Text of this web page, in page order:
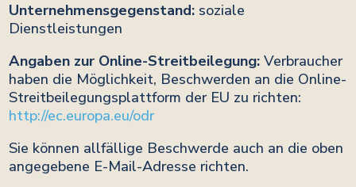
Unternehmensgegenstand:soziale
Dienstleistungen
Angaben zur Online-Streitbeilegung: Verbraucher
haben die Möglichkeit, Beschwerden an die Online-
Streitbeilegungsplattform der EU zu richten:
http://ec.europa.eu/odr
Sie können allfällige Beschwerde auch an die oben
angegebene E-Mail-Adresse richten.